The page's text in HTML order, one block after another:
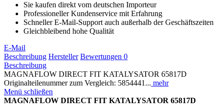
Sie kaufen direkt vom deutschen Importeur
Professioneller Kundenservice mit Erfahrung
Schneller E-Mail-Support auch außerhalb der Geschäftszeiten
Gleichbleibend hohe Qualität
E-Mail
Beschreibung Hersteller Bewertungen 0
Beschreibung
MAGNAFLOW DIRECT FIT KATALYSATOR 65817D
Originalteilenummer zum Vergleich: 5854441... mehr
Menü schließen
MAGNAFLOW DIRECT FIT KATALYSATOR 65817D